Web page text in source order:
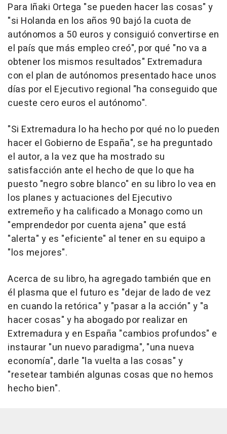
Para Iñaki Ortega "se pueden hacer las cosas" y
"si Holanda en los años 90 bajó la cuota de
autónomos a 50 euros y consiguió convertirse en
el país que más empleo creó", por qué "no va a
obtener los mismos resultados" Extremadura
con el plan de autónomos presentado hace unos
días por el Ejecutivo regional "ha conseguido que
cueste cero euros el autónomo".
"Si Extremadura lo ha hecho por qué no lo pueden
hacer el Gobierno de España", se ha preguntado
el autor, a la vez que ha mostrado su
satisfacción ante el hecho de que lo que ha
puesto "negro sobre blanco" en su libro lo vea en
los planes y actuaciones del Ejecutivo
extremeño y ha calificado a Monago como un
"emprendedor por cuenta ajena" que está
"alerta" y es "eficiente" al tener en su equipo a
"los mejores".
Acerca de su libro, ha agregado también que en
él plasma que el futuro es "dejar de lado de vez
en cuando la retórica" y "pasar a la acción" y "a
hacer cosas" y ha abogado por realizar en
Extremadura y en España "cambios profundos" e
instaurar "un nuevo paradigma", "una nueva
economía", darle "la vuelta a las cosas" y
"resetear también algunas cosas que no hemos
hecho bien".